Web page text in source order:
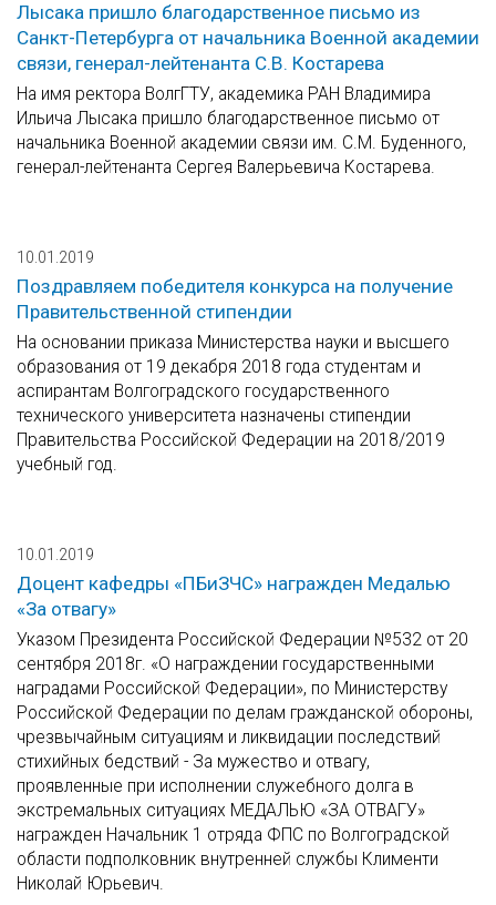
Лысака пришло благодарственное письмо из
Санкт-Петербурга от начальника Военной академии
связи, генерал-лейтенанта С.В. Костарева
На имя ректора ВолгГТУ, академика РАН Владимира
Ильича Лысака пришло благодарственное письмо от
начальника Военной академии связи им. С.М. Буденного,
генерал-лейтенанта Сергея Валерьевича Костарева.
10.01.2019
Поздравляем победителя конкурса на получение
Правительственной стипендии
На основании приказа Министерства науки и высшего
образования от 19 декабря 2018 года студентам и
аспирантам Волгоградского государственного
технического университета назначены стипендии
Правительства Российской Федерации на 2018/2019
учебный год.
10.01.2019
Доцент кафедры «ПБиЗЧС» награжден Медалью
«За отвагу»
Указом Президента Российской Федерации №532 от 20
сентября 2018г. «О награждении государственными
наградами Российской Федерации», по Министерству
Российской Федерации по делам гражданской обороны,
чрезвычайным ситуациям и ликвидации последствий
стихийных бедствий - За мужество и отвагу,
проявленные при исполнении служебного долга в
экстремальных ситуациях МЕДАЛЬЮ «ЗА ОТВАГУ»
награжден Начальник 1 отряда ФПС по Волгоградской
области подполковник внутренней службы Клименти
Николай Юрьевич.